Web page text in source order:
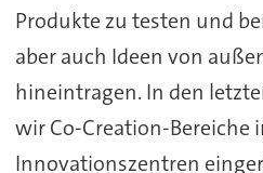
Produkte zu testen und
aber auch Ideen von
hineintragen. In den
wir Co-Creation-Bereiche
Innovationszentren